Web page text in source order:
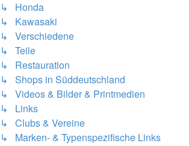
↳ Honda
↳ Kawasaki
↳ Verschiedene
↳ Teile
↳ Restauration
↳ Shops in Süddeutschland
↳ Videos & Bilder & Printmedien
↳ Links
↳ Clubs & Vereine
↳ Marken- & Typenspezifische Links